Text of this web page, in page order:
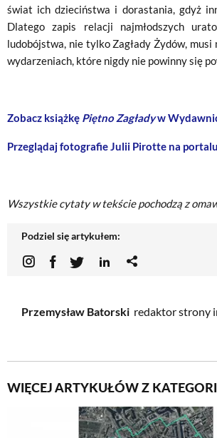
świat ich dzieciństwa i dorastania, gdyż
Dlatego zapis relacji najmłodszych
ludobójstwa, nie tylko Zagłady Żydów, musi
wydarzeniach, które nigdy nie powinny się
Zobacz książkę Piętno Zagładyw
Przeglądaj fotografie Julii Pirotte na
Wszystkie cytaty w tekście pochodzą z
Podziel się artykułem:
Przemysław Batorski redaktor strony
WIĘCEJ ARTYKUŁÓW Z